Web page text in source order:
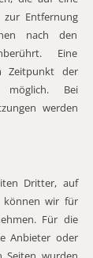
zur Entfernung
nach den
Eine
Zeitpunkt der
möglich. Bei
werden
Dritter, auf
können wir für
Für die
Anbieter oder